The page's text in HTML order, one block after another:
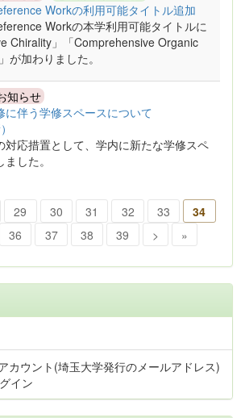
Workの利用可能タイトル追加
Workの本学利用可能タイトルに
Chirality」「Comprehensive Organic
が加わりました。
知らせ
に伴う学修スペースについて
対応措置として、学内に新たな学修スペ
した。
29 30 31 32 33
34
36 37 38 39 > »
カウント(埼玉大学発行のメールアドレス)
イン